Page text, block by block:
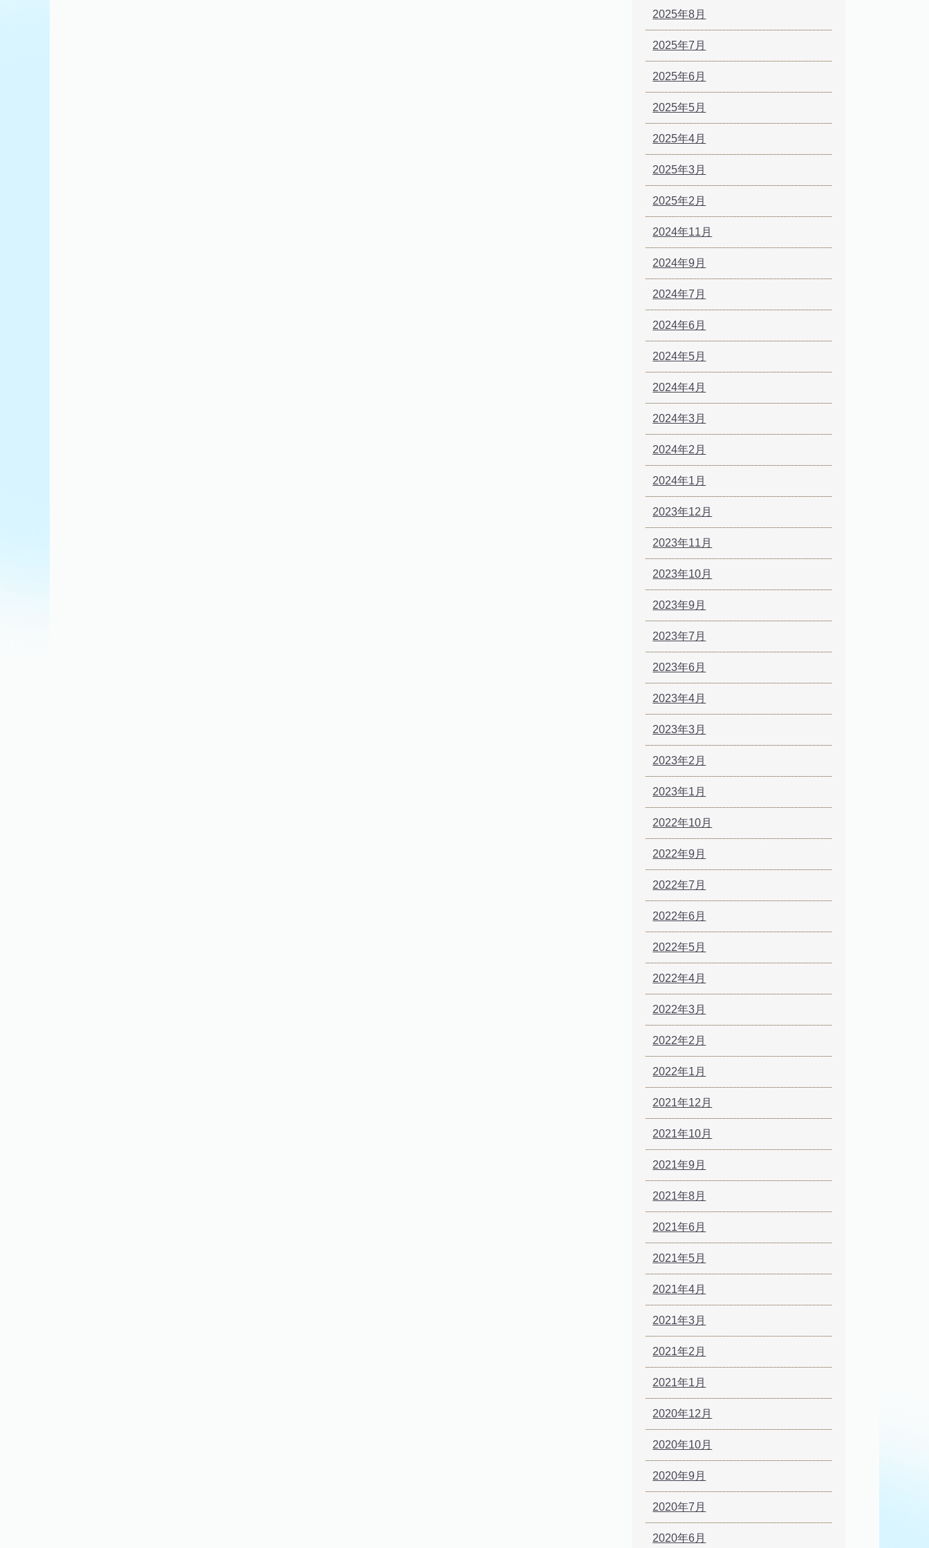
2025年8月
2025年7月
2025年6月
2025年5月
2025年4月
2025年3月
2025年2月
2024年11月
2024年9月
2024年7月
2024年6月
2024年5月
2024年4月
2024年3月
2024年2月
2024年1月
2023年12月
2023年11月
2023年10月
2023年9月
2023年7月
2023年6月
2023年4月
2023年3月
2023年2月
2023年1月
2022年10月
2022年9月
2022年7月
2022年6月
2022年5月
2022年4月
2022年3月
2022年2月
2022年1月
2021年12月
2021年10月
2021年9月
2021年8月
2021年6月
2021年5月
2021年4月
2021年3月
2021年2月
2021年1月
2020年12月
2020年10月
2020年9月
2020年7月
2020年6月